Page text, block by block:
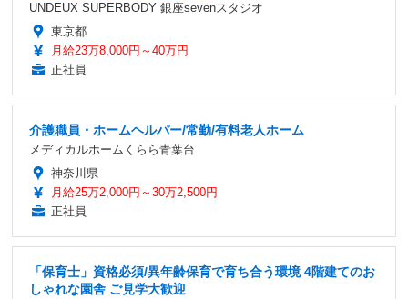
UNDEUX SUPERBODY 銀座sevenスタジオ
東京都
月給23万8,000円～40万円
正社員
介護職員・ホームヘルパー/常勤/有料老人ホーム
メディカルホームくらら青葉台
神奈川県
月給25万2,000円～30万2,500円
正社員
「保育士」資格必須/異年齢保育で育ち合う環境 4階建てのお
しゃれな園舎 ご見学大歓迎